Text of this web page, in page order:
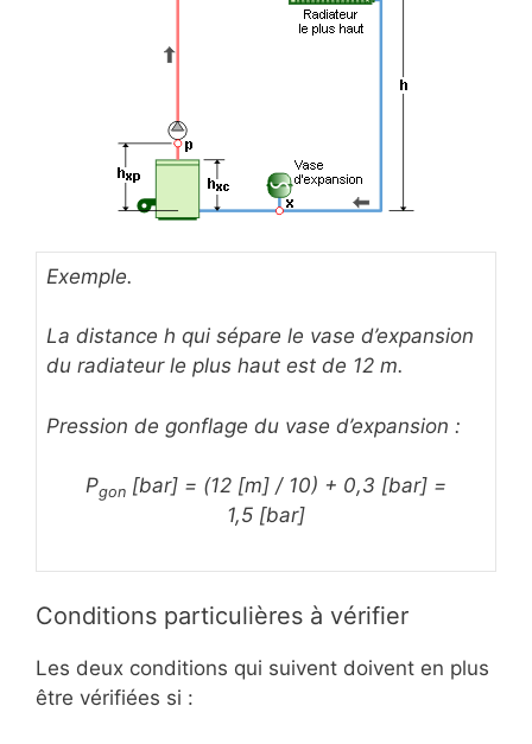
Exemple.
La distance h qui sépare le vase d’expansion
du radiateur le plus haut est de 12 m.
Pression de gonflage du vase d’expansion :
Pgon [bar] = (12 [m] / 10) + 0,3 [bar] =
1,5 [bar]
Conditions particulières à vérifier
Les deux conditions qui suivent doivent en plus
être vérifiées si :